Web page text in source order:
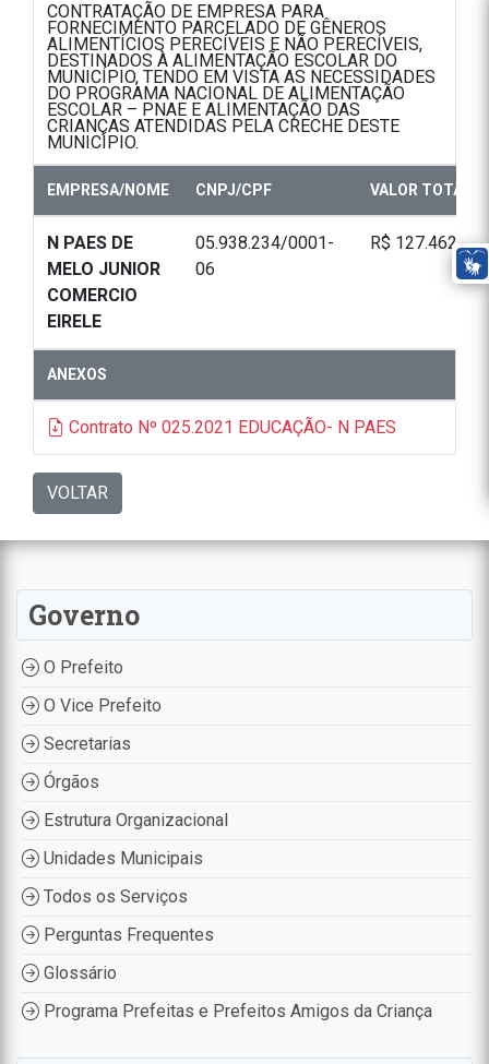
CONTRATAÇÃO DE EMPRESA PARA
FORNECIMENTO PARCELADO DE GÊNEROS
ALIMENTÍCIOS PERECÍVEIS E NÃO PERECÍVEIS,
DESTINADOS À ALIMENTAÇÃO ESCOLAR DO
MUNICÍPIO, TENDO EM VISTA AS NECESSIDADES
DO PROGRAMA NACIONAL DE ALIMENTAÇÃO
ESCOLAR – PNAE E ALIMENTAÇÃO DAS
CRIANÇAS ATENDIDAS PELA CRECHE DESTE
MUNICÍPIO.
EMPRESA/NOME CNPJ/CPF VALOR TOTAL
N PAES DE
MELO JUNIOR
COMERCIO
EIRELE
05.938.234/0001-
06
R$ 127.462,50
ANEXOS
Contrato Nº 025.2021 EDUCAÇÃO- N PAES
VOLTAR
Governo
O Prefeito
O Vice Prefeito
Secretarias
Órgãos
Estrutura Organizacional
Unidades Municipais
Todos os Serviços
Perguntas Frequentes
Glossário
Programa Prefeitas e Prefeitos Amigos da Criança